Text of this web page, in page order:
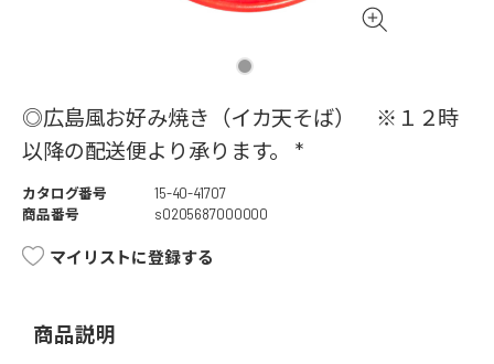
◎広島風お好み焼き（イカ天そば） ※１２時
以降の配送便より承ります。 *
カタログ番号
15-40-41707
商品番号
s0205687000000
マイリストに登録する
商品説明